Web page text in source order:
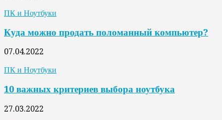
ПК и Ноутбуки
Куда можно продать поломанный компьютер?
07.04.2022
ПК и Ноутбуки
10 важных критериев выбора ноутбука
27.03.2022